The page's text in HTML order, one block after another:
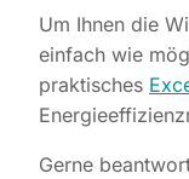
Um Ihnen die
einfach wie
praktisches
Gerne